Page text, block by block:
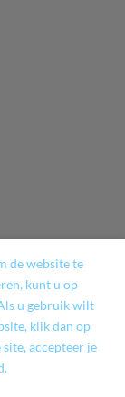
de website te
kunt u op
u gebruik wilt
klik dan op
accepteer je